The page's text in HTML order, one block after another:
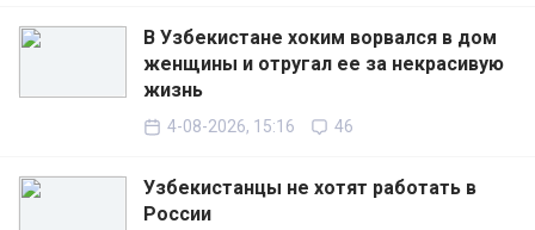
В Узбекистане хоким ворвался в дом
женщины и отругал ее за некрасивую
жизнь
4-08-2026, 15:16 46
Узбекистанцы не хотят работать в
России